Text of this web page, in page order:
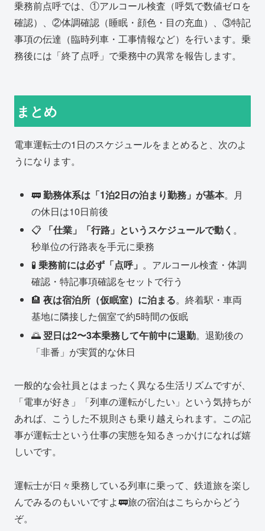
乗務前点呼では、①アルコール検査（呼気で数値ゼロを
確認）、②体調確認（睡眠・顔色・目の充血）、③特記
事項の伝達（臨時列車・工事情報など）を行います。乗
務後には「終了点呼」で乗務中の異常を報告します。
まとめ
電車運転士の1日のスケジュールをまとめると、次のよ
うになります。
🚃勤務体系は「1泊2日の泊まり勤務」が基本。月
の休日は10日前後
📋 「仕業」「行路」というスケジュールで動く 。
秒単位の行路表を手元に乗務
🧪乗務前には必ず「点呼」 。アルコール検査・体調
確認・特記事項確認をセットで行う
🏨夜は宿泊所（仮眠室）に泊まる。終着駅・車両
基地に隣接した個室で約5時間の仮眠
🌅 翌日は2〜3本乗務して午前中に退勤。退勤後の
「非番」が実質的な休日
一般的な会社員とはまったく異なる生活リズムですが、
「電車が好き」「列車の運転がしたい」という気持ちが
あれば、こうした不規則さも乗り越えられます。この記
事が運転士という仕事の実態を知るきっかけになれば嬉
しいです。
運転士が日々乗務している列車に乗って、鉄道旅を楽し
んでみるのもいいですよ🚃旅の宿泊はこちらからどう
ぞ。